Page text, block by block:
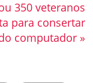
350 veteranos
para consertar
computador »